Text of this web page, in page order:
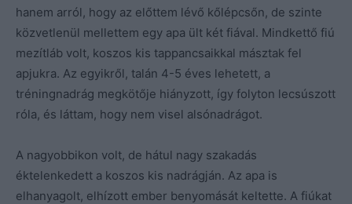
hanem arról, hogy az előttem lévő kőlépcsőn, de szinte
közvetlenül mellettem egy apa ült két fiával. Mindkettő fiú
mezítláb volt, koszos kis tappancsaikkal másztak fel
apjukra. Az egyikről, talán 4-5 éves lehetett, a
tréningnadrág megkötője hiányzott, így folyton lecsúszott
róla, és láttam, hogy nem visel alsónadrágot.
A nagyobbikon volt, de hátul nagy szakadás
éktelenkedett a koszos kis nadrágján. Az apa is
elhanyagolt, elhízott ember benyomását keltette. A fiúkat